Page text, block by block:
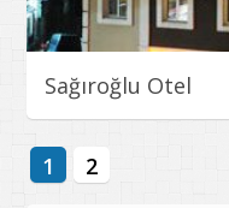
Sağıroğlu Otel
1 2